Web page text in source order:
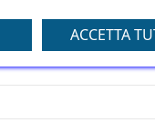
ACCETTA